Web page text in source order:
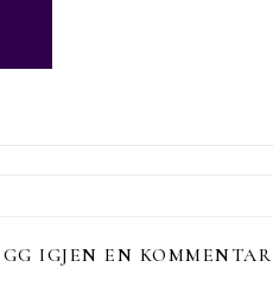
IGJEN EN KOMMENTAR